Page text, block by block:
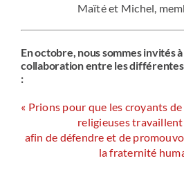
Maïté et Michel,
En octobre, nous sommes invités
collaboration entre les
:
« Prions pour que les croyants
religieuses
afin de défendre et de
la fraternité